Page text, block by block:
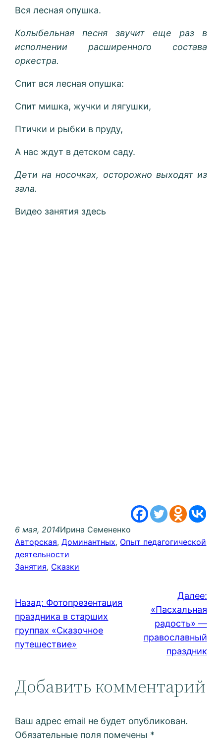
Вся лесная опушка.
Колыбельная песня звучит еще раз в
исполнении расширенного состава
оркестра.
Спит вся лесная опушка:
Спит мишка, жучки и лягушки,
Птички и рыбки в пруду,
А нас ждут в детском саду.
Дети на носочках, осторожно выходят из
зала.
Видео занятия здесь
6 мая, 2014Ирина Семененко
Авторская, Доминантных, Опыт педагогической
деятельности
Занятия, Сказки
Назад: Фотопрезентация
праздника в старших
группах «Сказочное
путешествие»
Далее:
«Пасхальная
радость» —
православный
праздник
Добавить комментарий
Ваш адрес email не будет опубликован.
Обязательные поля помечены *